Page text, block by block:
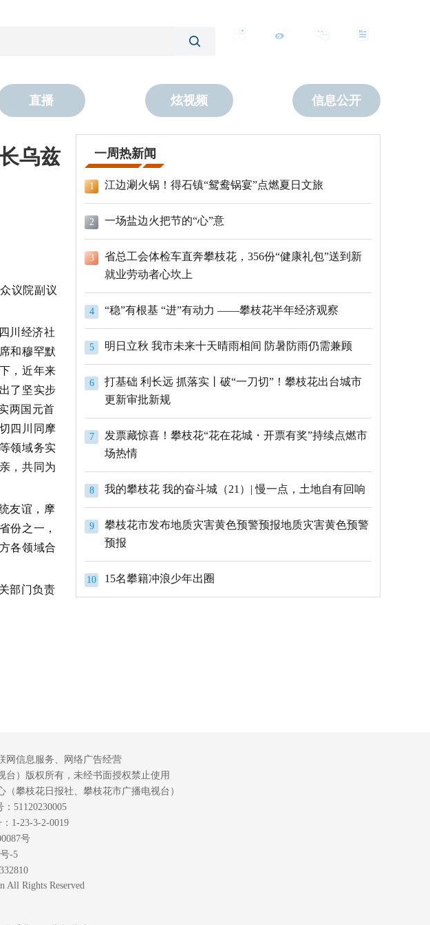
直播 炫视频 信息公开
乌兹
议院副议
川经济社
和穆罕默
，近年来
了坚实步
两国元首
四川同摩
领域务实
，共同为
友谊，摩
份之一，
各领域合
部门负责
一周热新闻
1 江边涮火锅！得石镇“鸳鸯锅宴”点燃夏日文旅
2 一场盐边火把节的“心”意
3
省总工会体检车直奔攀枝花，356份“健康礼包”送到新
就业劳动者心坎上
4 “稳”有根基 “进”有动力 ——攀枝花半年经济观察
5 明日立秋 我市未来十天晴雨相间 防暑防雨仍需兼顾
6
打基础 利长远 抓落实丨破“一刀切”！攀枝花出台城市
更新审批新规
7
发票藏惊喜！攀枝花“花在花城・开票有奖”持续点燃市
场热情
8 我的攀枝花 我的奋斗城（21）| 慢一点，土地自有回响
9
攀枝花市发布地质灾害黄色预警预报地质灾害黄色预警
预报
10 15名攀籍冲浪少年出圈
网信息服务、网络广告经营
）版权所有，未经书面授权禁止使用
攀枝花日报社、攀枝花市广播电视台）
51120230005
1-23-3-2-0019
号
-5
All Rights Reserved